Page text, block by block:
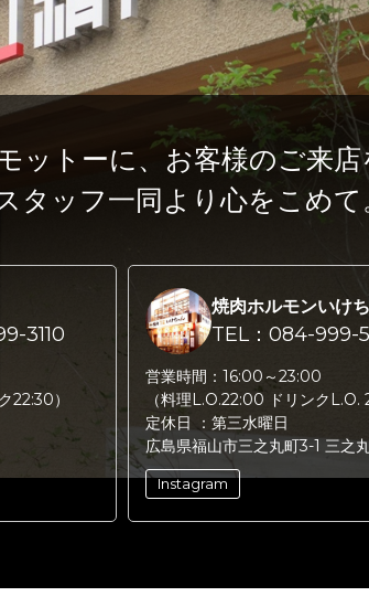
ットーに、 お客様のご来
タッフ一同より心をこめて
3110
22:30）
焼肉ホルモンいけ
TEL：084-999-
営業時間： 16:00～23:00
（料理L.O.22:00 ドリンクL.O.
定休日 ： 第三水曜日
広島県福山市三之丸町3-1 三之
Instagram